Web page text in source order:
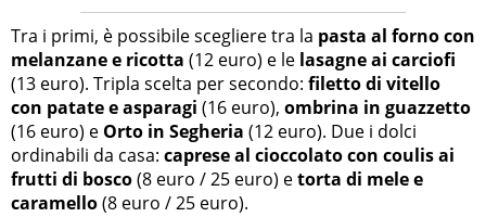
Tra i primi, è possibile scegliere tra la pasta al forno con
melanzane e ricotta (12 euro) e le lasagne ai carciofi
(13 euro). Tripla scelta per secondo: filetto di vitello
con patate e asparagi (16 euro), ombrina in guazzetto
(16 euro) e Orto in Segheria (12 euro). Due i dolci
ordinabili da casa: caprese al cioccolato con coulis ai
frutti di bosco(8 euro / 25 euro) etorta di mele e
caramello(8 euro / 25 euro).